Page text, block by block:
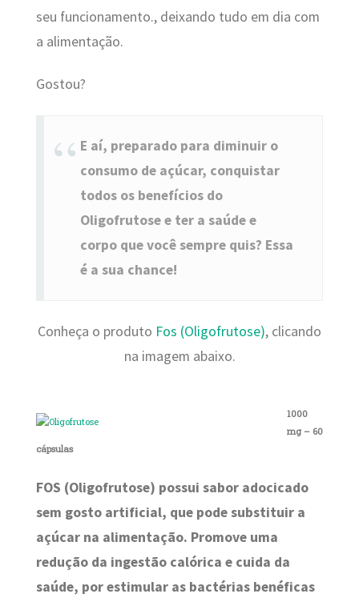
seu funcionamento., deixando tudo em dia com
a alimentação.
Gostou?
E aí, preparado para diminuir o
consumo de açúcar, conquistar
todos os benefícios do
Oligofrutose e ter a saúde e
corpo que você sempre quis? Essa
é a sua chance!
Conheça o produto Fos (Oligofrutose), clicando
na imagem abaixo.
1000
mg – 60
cápsulas
FOS (Oligofrutose) possui sabor adocicado
sem gosto artificial, que pode substituir a
açúcar na alimentação. Promove uma
redução da ingestão calórica e cuida da
saúde, por estimular as bactérias benéficas